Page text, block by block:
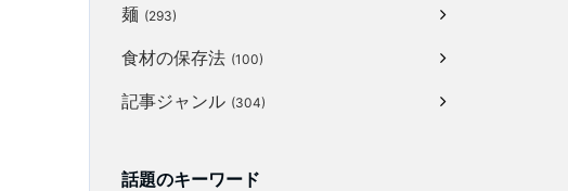
麺 (293)
食材の保存法 (100)
記事ジャンル (304)
話題のキーワード